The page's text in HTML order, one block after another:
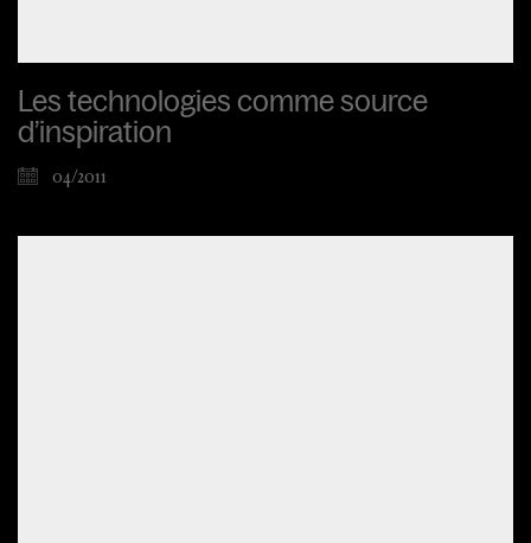
Les technologies comme source
d’inspiration
04/2011